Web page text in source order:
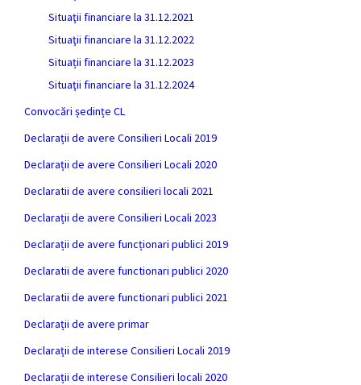
Situaţii financiare la 31.12.2021
Situaţii financiare la 31.12.2022
Situații financiare la 31.12.2023
Situaţii financiare la 31.12.2024
Convocări ședințe CL
Declarații de avere Consilieri Locali 2019
Declarații de avere Consilieri Locali 2020
Declaratii de avere consilieri locali 2021
Declarații de avere Consilieri Locali 2023
Declarații de avere funcționari publici 2019
Declaratii de avere functionari publici 2020
Declaratii de avere functionari publici 2021
Declarații de avere primar
Declarații de interese Consilieri Locali 2019
Declarații de interese Consilieri locali 2020